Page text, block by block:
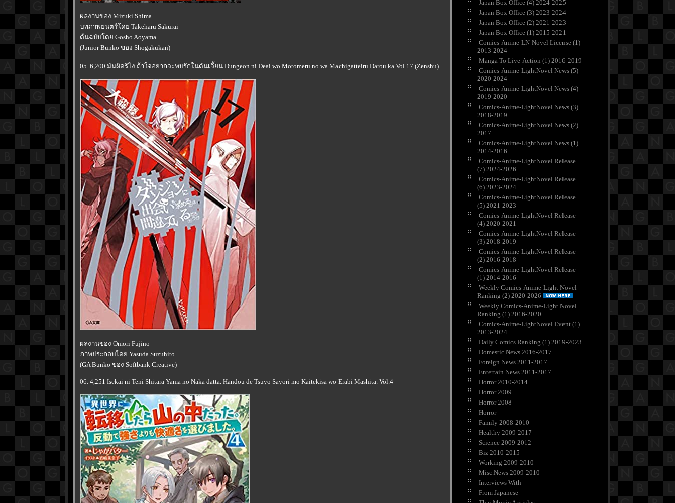
ผลงานของ Mizuki Shima
บทภาพยนตร์โดย Takeharu Sakurai
ต้นฉบับโดย Gosho Aoyama
(Junior Bunko ของ Shogakukan)
05. 6,200 มันผิดรึไง ถ้าใจอยากจะพบรักในดันเจี้ยน Dungeon ni Deai wo Motomeru no wa Machigatteiru Darou ka Vol.17 (Zenshu)
ผลงานของ Omori Fujino
ภาพประกอบโดย Yasuda Suzuhito
(GA Bunko ของ Softbank Creative)
06. 4,251 Isekai ni Teni Shitara Yama no Naka datta. Handou de Tsuyo Sayori mo Kaitekisa wo Erabi Mashita. Vol.4
Japan Box Office (4) 2024-2025
Japan Box Office (3) 2023-2024
Japan Box Office (2) 2021-2023
Japan Box Office (1) 2015-2021
Comics-Anime-LN-Novel License (1)
2013-2024
Manga To Live-Action (1) 2016-2019
Comics-Anime-LightNovel News (5)
2020-2024
Comics-Anime-LightNovel News (4)
2019-2020
Comics-Anime-LightNovel News (3)
2018-2019
Comics-Anime-LightNovel News (2)
2017
Comics-Anime-LightNovel News (1)
2014-2016
Comics-Anime-LightNovel Release
(7) 2024-2026
Comics-Anime-LightNovel Release
(6) 2023-2024
Comics-Anime-LightNovel Release
(5) 2021-2023
Comics-Anime-LightNovel Release
(4) 2020-2021
Comics-Anime-LightNovel Release
(3) 2018-2019
Comics-Anime-LightNovel Release
(2) 2016-2018
Comics-Anime-LightNovel Release
(1) 2014-2016
Weekly Comics-Anime-Light Novel
Ranking (2) 2020-2026
Weekly Comics-Anime-Light Novel
Ranking (1) 2016-2020
Comics-Anime-LightNovel Event (1)
2013-2024
Daily Comics Ranking (1) 2019-2023
Domestic News 2016-2017
Foreign News 2011-2017
Entertain News 2011-2017
Horror 2010-2014
Horror 2009
Horror 2008
Horror
Family 2008-2010
Healthy 2009-2017
Science 2009-2012
Biz 2010-2015
Working 2009-2010
Misc.News 2009-2010
Interviews With
From Japanese